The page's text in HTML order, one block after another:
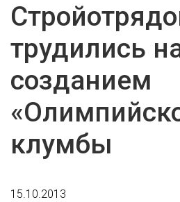
трудились
созданием
клумбы
15.10.2013